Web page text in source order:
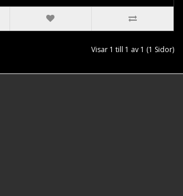
Visar 1 till 1 av 1 (1 Sidor)